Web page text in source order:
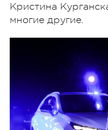
Кристина
многие другие.